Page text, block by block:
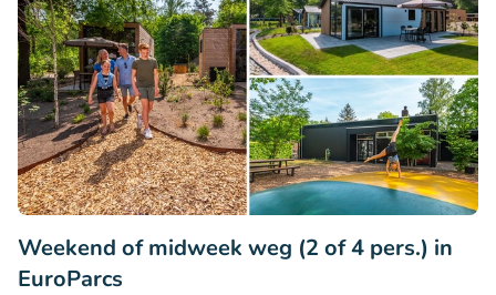
Weekend of midweek weg (2 of 4 pers.) in
EuroParcs